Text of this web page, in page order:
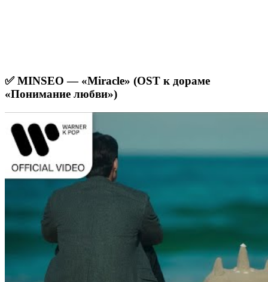
✅ MINSEO — «Miracle» (OST к дораме
«Понимание любви»)